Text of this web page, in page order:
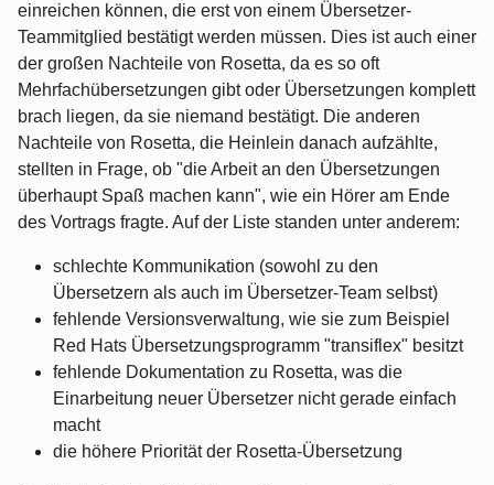
einreichen können, die erst von einem Übersetzer-
Teammitglied bestätigt werden müssen. Dies ist auch einer
der großen Nachteile von Rosetta, da es so oft
Mehrfachübersetzungen gibt oder Übersetzungen komplett
brach liegen, da sie niemand bestätigt. Die anderen
Nachteile von Rosetta, die Heinlein danach aufzählte,
stellten in Frage, ob "die Arbeit an den Übersetzungen
überhaupt Spaß machen kann", wie ein Hörer am Ende
des Vortrags fragte. Auf der Liste standen unter anderem:
schlechte Kommunikation (sowohl zu den
Übersetzern als auch im Übersetzer-Team selbst)
fehlende Versionsverwaltung, wie sie zum Beispiel
Red Hats Übersetzungsprogramm "transiflex" besitzt
fehlende Dokumentation zu Rosetta, was die
Einarbeitung neuer Übersetzer nicht gerade einfach
macht
die höhere Priorität der Rosetta-Übersetzung